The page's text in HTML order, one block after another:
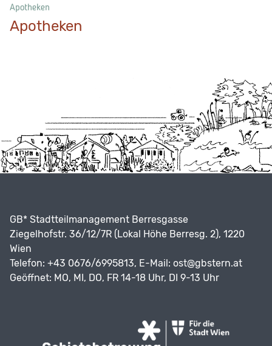
Apotheken
Apotheken
GB* Stadtteilmanagement Berresgasse
Ziegelhofstr. 36/12/7R (Lokal Höhe Berresg. 2), 1220
Wien
Telefon: +43 0676/6995813, E-Mail: ost@gbstern.at
Geöffnet: MO, MI, DO, FR 14-18 Uhr, DI 9-13 Uhr